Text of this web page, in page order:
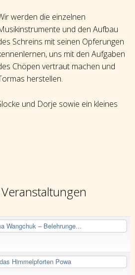
werden die einzelnen
und den Aufbau
Schreins mit seinen Opferungen
uns mit den Aufgaben
Chöpen vertraut machen und
herstellen.
und Dorje sowie ein kleines
Wangchuk – Belehrunge...
Himmelpforten Powa